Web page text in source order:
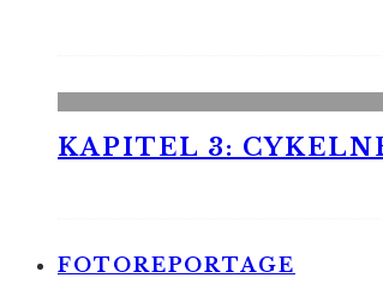
KAPITEL 3:
FOTOREPORTAGE